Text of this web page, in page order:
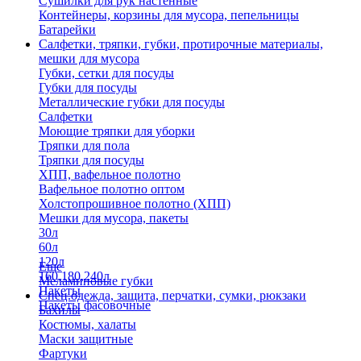
Контейнеры, корзины для мусора, пепельницы
Батарейки
Салфетки, тряпки, губки, протирочные материалы,
мешки для мусора
Губки, сетки для посуды
Губки для посуды
Металлические губки для посуды
Салфетки
Моющие тряпки для уборки
Тряпки для пола
Тряпки для посуды
ХПП, вафельное полотно
Вафельное полотно оптом
Холстопрошивное полотно (ХПП)
Мешки для мусора, пакеты
30л
60л
120л
160,180,240л
Пакеты
Пакеты фасовочные
Еще
Меламиновые губки
Спец.одежда, защита, перчатки, сумки, рюкзаки
Бахилы
Костюмы, халаты
Маски защитные
Фартуки